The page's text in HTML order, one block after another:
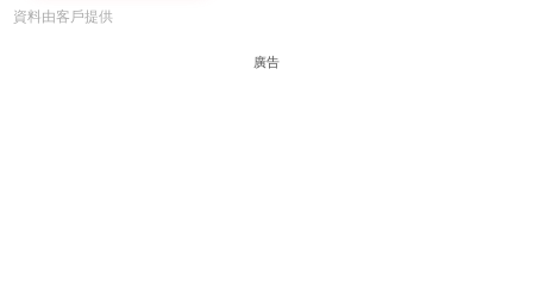
資料由客戶提供
廣告